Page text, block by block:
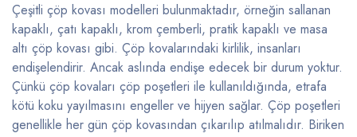
Çeşitli çöp kovası modelleri bulunmaktadır, örneğin sallanan
kapaklı, çatı kapaklı, krom çemberli, pratik kapaklı ve masa
altı çöp kovası gibi. Çöp kovalarındaki kirlilik, insanları
endişelendirir. Ancak aslında endişe edecek bir durum yoktur.
Çünkü çöp kovaları çöp poşetleri ile kullanıldığında, etrafa
kötü koku yayılmasını engeller ve hijyen sağlar. Çöp poşetleri
genellikle her gün çöp kovasından çıkarılıp atılmalıdır. Biriken